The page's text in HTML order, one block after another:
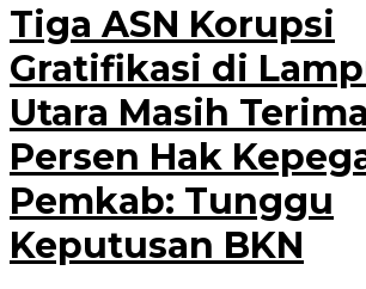
Tiga ASN Korupsi
Gratifikasi di
Utara Masih
Persen Hak
Pemkab: Tunggu
Keputusan BKN